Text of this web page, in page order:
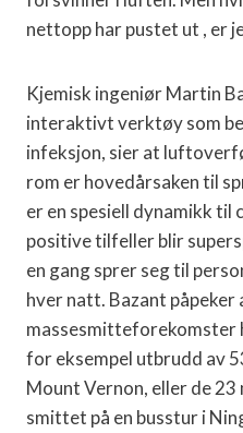
nettopp har pustet ut , er
Kjemisk ingeniør Martin
interaktivt verktøy som
infeksjon, sier at
rom er hovedårsaken til
er en spesiell dynamikk til
positive tilfeller blir
en gang sprer seg til
hver natt. Bazant
massesmitteforekomster
for eksempel utbrudd av
Mount Vernon, eller de 23
smittet på en busstur i